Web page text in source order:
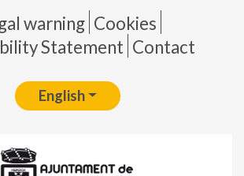
Pie de página
warning Cookies
Statement Contact
English